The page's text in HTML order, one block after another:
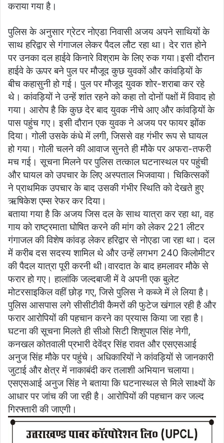
कराया गया है।
पुलिस के अनुसार ग्रेटर नोएडा निवासी अजय अपने साथियों के
साथ हरिद्वार से गंगाजल लेकर पैदल लौट रहा था। देर रात होने
पर उनका दल हाईवे किनारे विश्राम के लिए रुक गया।इसी दौरान
हाईवे के ऊपर बने पुल पर मौजूद कुछ युवकों और कांवड़ियों के
बीच कहासुनी हो गई। पुल पर मौजूद युवक शोर-शराबा कर रहे
थे। कांवड़ियों ने उन्हें शांत रहने को कहा तो दोनों पक्षों में विवाद हो
गया। आरोप है कि कुछ देर बाद युवक नीचे आए और कांवड़ियों के
पास पहुंच गए। इसी दौरान एक युवक ने अजय पर फायर झोंक
दिया। गोली उसके कंधे में लगी, जिससे वह गंभीर रूप से घायल
हो गया। गोली चलने की आवाज सुनते ही मौके पर अफरा-तफरी
मच गई। सूचना मिलने पर पुलिस तत्काल घटनास्थल पर पहुंची
और घायल को उपचार के लिए अस्पताल भिजवाया। चिकित्सकों
ने प्राथमिक उपचार के बाद उसकी गंभीर स्थिति को देखते हुए
ऋषिकेश एम्स रेफर कर दिया।
बताया गया है कि अजय जिस दल के साथ यात्रा कर रहा था, वह
गाय को राष्ट्रमाता घोषित करने की मांग को लेकर 221 लीटर
गंगाजल की विशेष कांवड़ लेकर हरिद्वार से नोएडा जा रहा था। दल
में करीब दस सदस्य शामिल थे और उन्हें लगभग 240 किलोमीटर
की पैदल यात्रा पूरी करनी थी।वारदात के बाद हमलावर मौके से
फरार हो गए। हालांकि जल्दबाजी में वे अपनी एक बुलेट
मोटरसाइकिल वहीं छोड़ गए, जिसे पुलिस ने कब्जे में ले लिया है।
पुलिस आसपास लगे सीसीटीवी कैमरों की फुटेज खंगाल रही है और
फरार आरोपियों की पहचान करने का प्रयास किया जा रहा है।
घटना की सूचना मिलते ही सीओ सिटी शिशुपाल सिंह नेगी,
कनखल कोतवाली प्रभारी देवेंद्र सिंह रावत और एसएसआई
अनुज सिंह मौके पर पहुंचे। अधिकारियों ने कांवड़ियों से जानकारी
जुटाई और क्षेत्र में नाकाबंदी कर तलाशी अभियान चलाया।
एसएसआई अनुज सिंह ने बताया कि घटनास्थल से मिले साक्ष्यों के
आधार पर जांच की जा रही है। आरोपियों की पहचान कर जल्द
गिरफ्तारी की जाएगी।